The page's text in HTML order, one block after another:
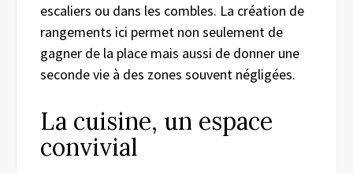
escaliers ou dans les combles. La création de
rangements ici permet non seulement de
gagner de la place mais aussi de donner une
seconde vie à des zones souvent négligées.
La cuisine, un espace
convivial